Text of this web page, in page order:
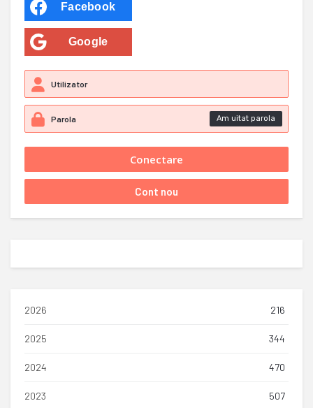
Facebook
Google
Am uitat parola
2026 216
2025 344
2024 470
2023 507